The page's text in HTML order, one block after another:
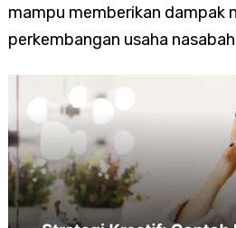
mampu memberikan dampak
perkembangan usaha